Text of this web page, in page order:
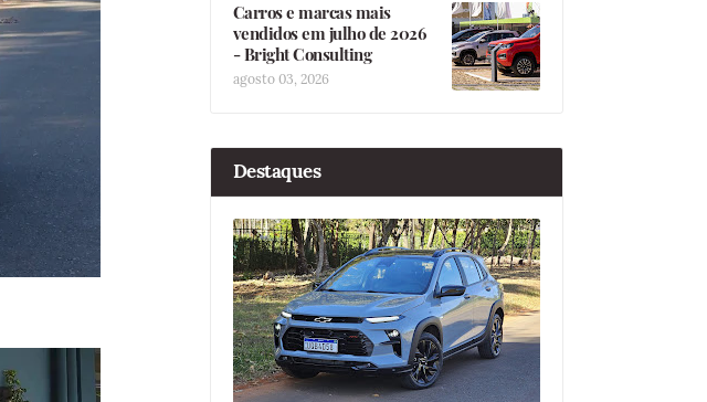
Carros e marcas mais
vendidos em julho de 2026
- Bright Consulting
agosto 03, 2026
Destaques